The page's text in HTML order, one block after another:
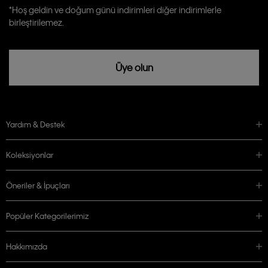
Calvin Klein tarafından kişisel verilerimin yurtdışına aktarılmasına açık
rızam vardır
*Hoş geldin ve doğum günü indirimleri diğer indirimlerle
birleştirilemez.
Üye olun
Yardım & Destek
Koleksiyonlar
Öneriler & İpuçları
Popüler Kategorilerimiz
Hakkımızda